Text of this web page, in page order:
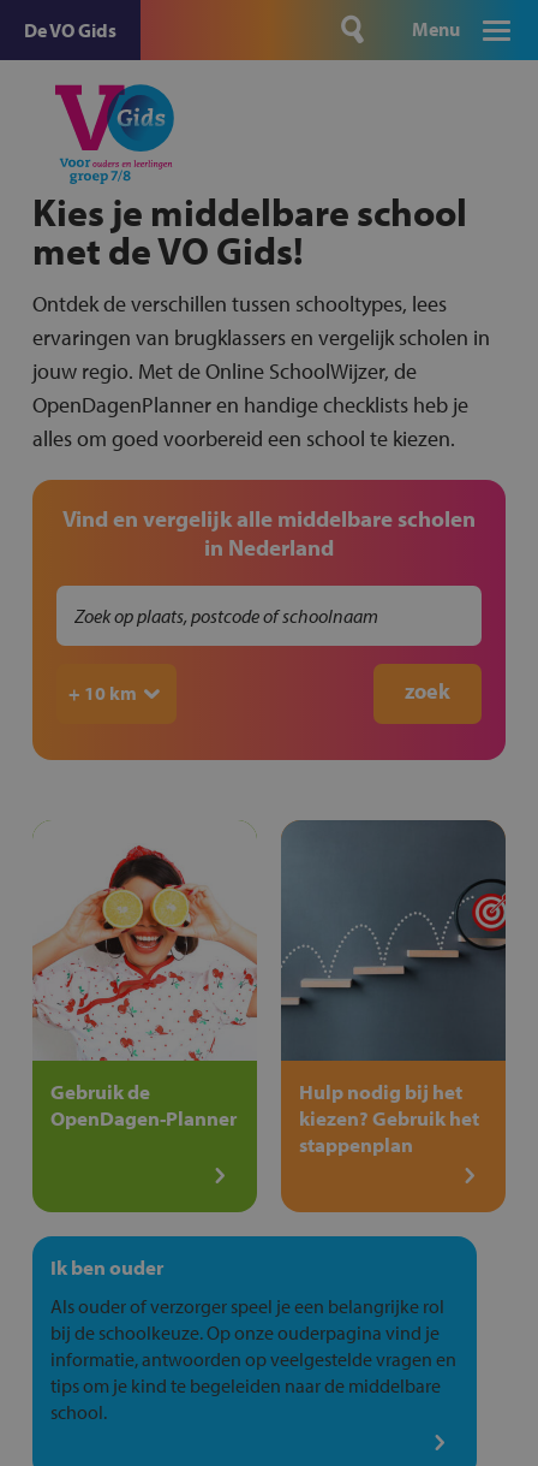
De VO Gids Menu
Kies je middelbare school
met de VO Gids!
Ontdek de verschillen tussen schooltypes, lees
ervaringen van brugklassers en vergelijk scholen in
jouw regio. Met de Online SchoolWijzer, de
OpenDagenPlanner en handige checklists heb je
alles om goed voorbereid een school te kiezen.
Vind en vergelijk alle middelbare scholen
in Nederland
+ 10 km
Gebruik de
OpenDagen-Planner
Hulp nodig bij het
kiezen? Gebruik het
stappenplan
Ik ben ouder
Als ouder of verzorger speel je een belangrijke rol
bij de schoolkeuze. Op onze ouderpagina vind je
informatie, antwoorden op veelgestelde vragen en
tips om je kind te begeleiden naar de middelbare
school.